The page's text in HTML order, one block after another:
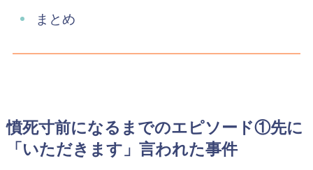
まとめ
憤死寸前になるまでのエピソード①先に
「いただきます」言われた事件